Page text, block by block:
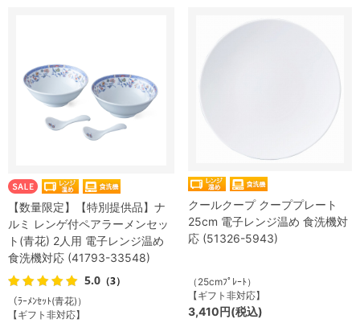
【数量限定】【特別提供品】ナ
ルミ レンゲ付ペアラーメンセッ
ト(青花) 2人用 電子レンジ温め
食洗機対応 (41793-33548)
5.0 （3）
（ﾗｰﾒﾝｾｯﾄ(青花)）
【ギフト非対応】
クールクープ クーププレート
25cm 電子レンジ温め 食洗機対
応 (51326-5943)
（25cmﾌﾟﾚｰﾄ）
【ギフト非対応】
3,410円(税込)